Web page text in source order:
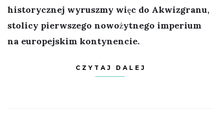
historycznej wyruszmy więc do Akwizgranu,
stolicy pierwszego nowożytnego imperium
na europejskim kontynencie.
CZYTAJ DALEJ